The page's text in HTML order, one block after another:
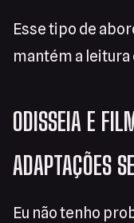
Esse tipo de
mantém a
ODISSEIA E
ADAPTAÇÕES
Eu não tenho